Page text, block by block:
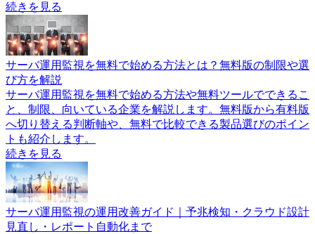
続きを見る
サーバ運用監視を無料で始める方法とは？無料版の制限や選
び方を解説
サーバ運用監視を無料で始める方法や無料ツールでできるこ
と、制限、向いている企業を解説します。無料版から有料版
へ切り替える判断軸や、無料で比較できる製品選びのポイン
トも紹介します。
続きを見る
サーバ運用監視の運用改善ガイド｜予兆検知・クラウド設計
見直し・レポート自動化まで